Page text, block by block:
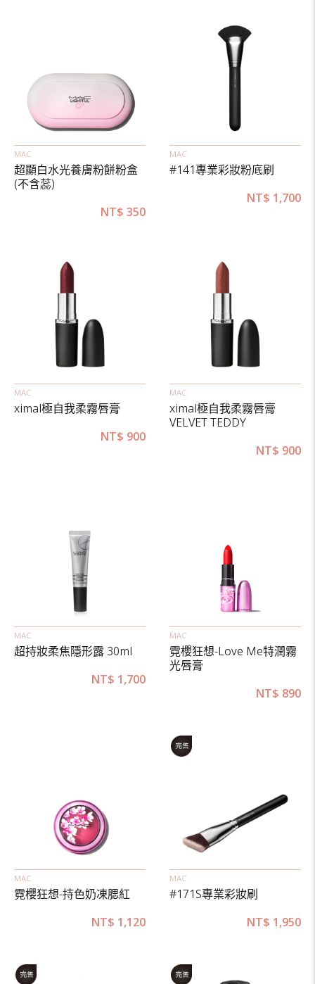
MAC
超顯白水光養膚粉餅粉盒
(不含蕊)
NT$ 350
MAC
#141專業彩妝粉底刷
NT$ 1,700
MAC
ximal極自我柔霧唇膏
NT$ 900
MAC
ximal極自我柔霧唇膏
VELVET TEDDY
NT$ 900
MAC
超持妝柔焦隱形露 30ml
NT$ 1,700
MAC
霓櫻狂想-Love Me特潤霧
光唇膏
NT$ 890
MAC
霓櫻狂想-持色奶凍腮紅
NT$ 1,120
MAC
#171S專業彩妝刷
NT$ 1,950